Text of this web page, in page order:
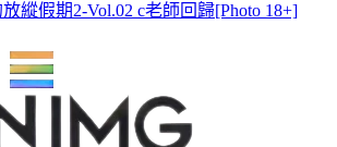
縱假期2-Vol.02 c老師回歸[Photo 18+]